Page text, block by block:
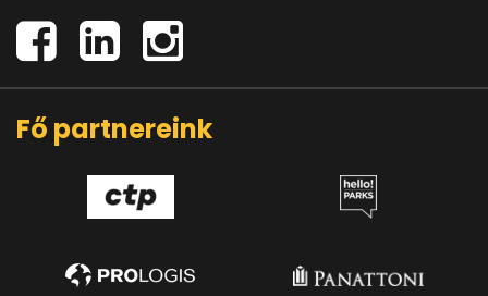
Fő partnereink